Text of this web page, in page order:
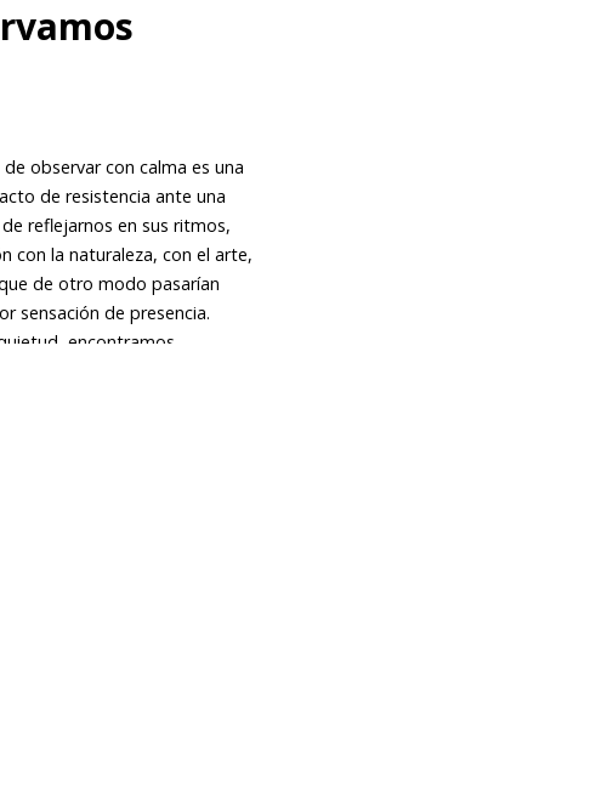
observar con calma es una
de resistencia ante una
reflejarnos en sus ritmos,
con la naturaleza, con el arte,
de otro modo pasarían
sensación de presencia.
encontramos